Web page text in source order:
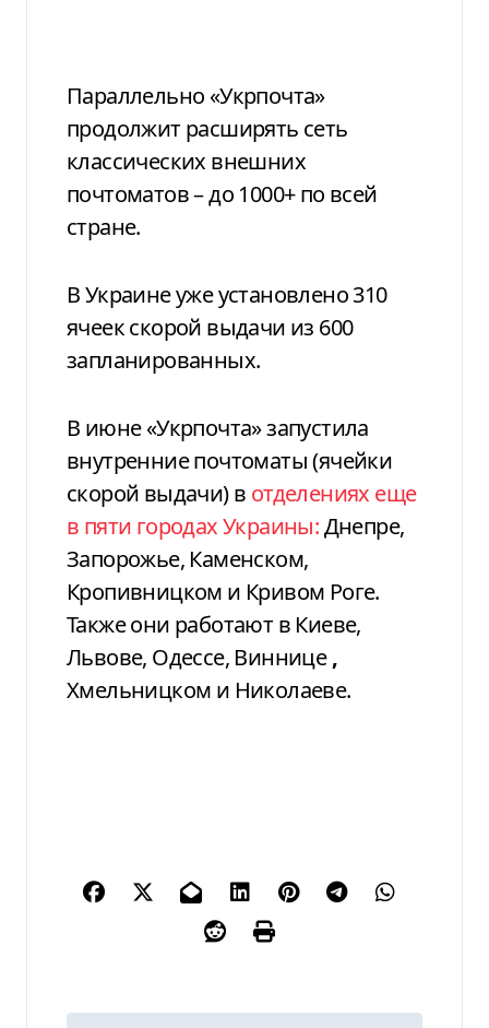
Параллельно «Укрпочта»
продолжит расширять сеть
классических внешних
почтоматов – до 1000+ по всей
стране.
В Украине уже установлено 310
ячеек скорой выдачи из 600
запланированных.
В июне «Укрпочта» запустила
внутренние почтоматы (ячейки
скорой выдачи) в отделениях еще
в пяти городах Украины:Днепре,
Запорожье, Каменском,
Кропивницком и Кривом Роге.
Также они работают в Киеве,
Львове, Одессе, Виннице,
Хмельницком и Николаеве.